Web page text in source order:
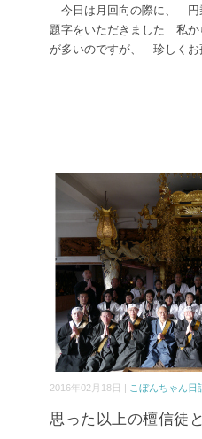
今日は月回向の際に、 円
題字をいただきました 私か
が多いのですが、 珍しくお
2016年02月18日 | こぼんちゃん日
思った以上の檀信徒